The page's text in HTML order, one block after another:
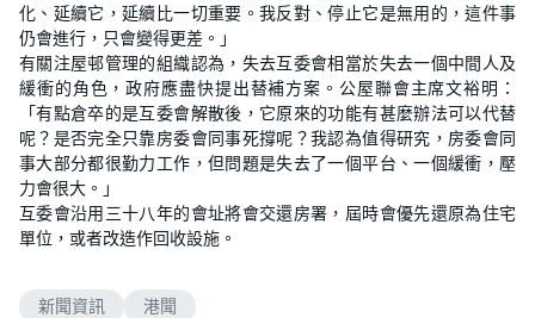
化、延續它，延續比一切重要。我反對、停止它是無用的，這件事
仍會進行，只會變得更差。」
有關注屋邨管理的組織認為，失去互委會相當於失去一個中間人及
緩衝的角色，政府應盡快提出替補方案。公屋聯會主席文裕明：
「有點倉卒的是互委會解散後，它原來的功能有甚麼辦法可以代替
呢？是否完全只靠房委會同事死撐呢？我認為值得研究，房委會同
事大部分都很勤力工作，但問題是失去了一個平台、一個緩衝，壓
力會很大。」
互委會沿用三十八年的會址將會交還房署，屆時會優先還原為住宅
單位，或者改造作回收設施。
新聞資訊 港聞